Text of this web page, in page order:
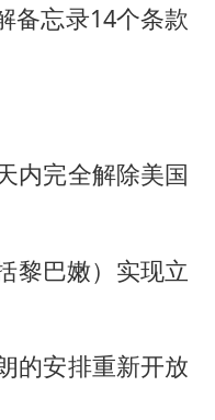
面对面丨蔡磊：与渐冻症抗争 纵使不敌 也不屈服
上半年全球新能源乘用车销量1122万台
从科技创新看开局起步的时与势
备忘录14个条款
内完全解除美国
黎巴嫩）实现立
的安排重新开放